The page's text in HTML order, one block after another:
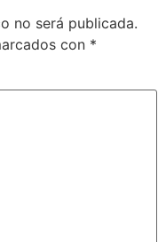
no será publicada.
con *